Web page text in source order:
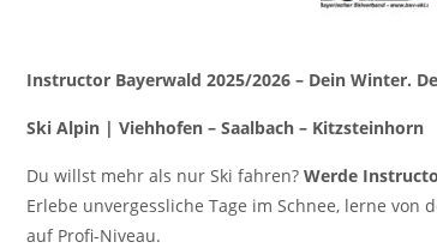
Instructor Bayerwald 2025/2026 – Dein Winter.
Ski Alpin | Viehhofen – Saalbach – Kitzsteinhorn
Du willst mehr als nur Ski fahren? Werde
Erlebe unvergessliche Tage im Schnee, lerne von
auf Profi-Niveau.